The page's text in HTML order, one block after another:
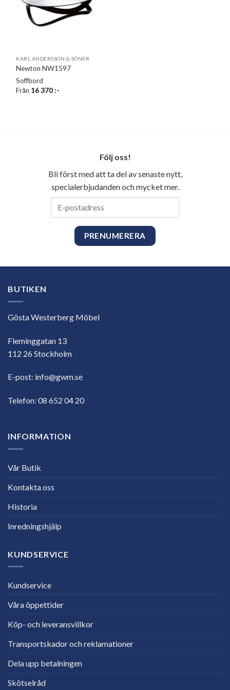
KARL ANDERSSON & SÖNER
Newton NW1597
Soffbord
Från 16 370:-
Följ oss!
Bli först med att ta del av senaste nytt,
specialerbjudanden och mycket mer.
BUTIKEN
Gösta Westerberg Möbel
Fleminggatan 13
112 26 Stockholm
E-post: info@gwm.se
Telefon: 08 652 04 20
INFORMATION
Vår Butik
Kontakta oss
Historia
Inredningshjälp
KUNDSERVICE
Kundservice
Våra öppettider
Köp- och leveransvillkor
Transportskador och reklamationer
Dela upp betalningen
Skötselråd